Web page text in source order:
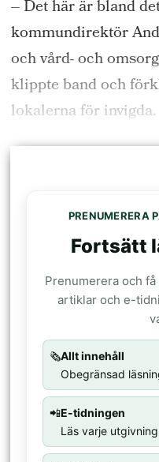
– Det här är bland
kommundirektör
och vård- och
klippte band och
lokalerna för invigda.
PRENUMERERA
Fortsätt
Prenumerera och
artiklar och e-
🗞️Allt innehåll
Obegränsad
📲E-tidningen
Läs varje